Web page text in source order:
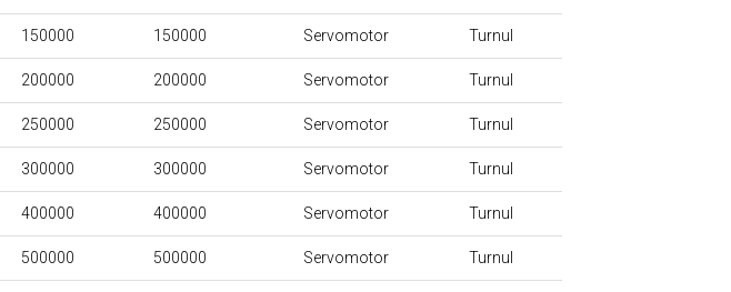
150000 150000 Servomotor Turnul
200000 200000 Servomotor Turnul
250000 250000 Servomotor Turnul
300000 300000 Servomotor Turnul
400000 400000 Servomotor Turnul
500000 500000 Servomotor Turnul